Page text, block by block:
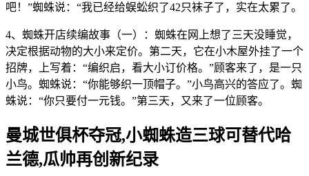
吧！”蜘蛛说：“我已经给蜈蚣织了42只袜子了，实在太累了。
4、蜘蛛开店续编故事（一）：蜘蛛在网上想了三天没睡觉，
决定根据动物的大小来定价。第二天，它在小木屋外挂了一个
招牌，上写着：“编织启，看大小订价格。”顾客来了，是一只
小鸟。蜘蛛说：“你能够织一顶帽子。”小鸟高兴的答应了。蜘
蛛说：“你只要付一元钱。”第三天，又来了一位顾客。
曼城世俱杯夺冠,小蜘蛛造三球可替代哈
兰德,瓜帅再创新纪录